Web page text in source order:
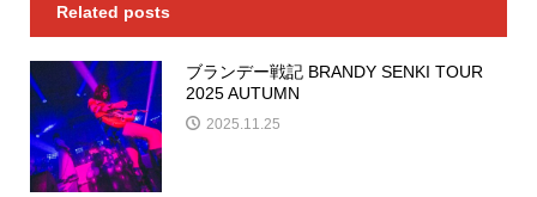
Related posts
ブランデー戦記 BRANDY SENKI TOUR
2025 AUTUMN
2025.11.25